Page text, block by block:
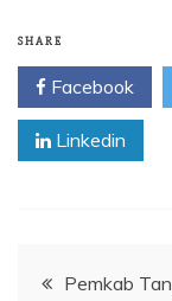
SHARE
Facebook
Linkedin
Navigasi
Pemkab